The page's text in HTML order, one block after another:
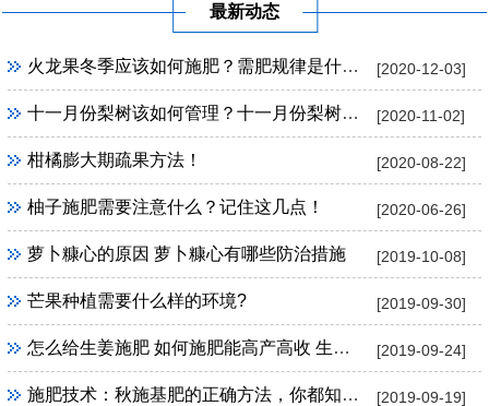
最新动态
[2020-12-03]
火龙果冬季应该如何施肥？需肥规律是什么？
[2020-11-02]
十一月份梨树该如何管理？十一月份梨树管理方法！
[2020-08-22]
柑橘膨大期疏果方法！
[2020-06-26]
柚子施肥需要注意什么？记住这几点！
[2019-10-08]
萝卜糠心的原因 萝卜糠心有哪些防治措施
[2019-09-30]
芒果种植需要什么样的环境?
[2019-09-24]
怎么给生姜施肥 如何施肥能高产高收 生姜施肥技巧
[2019-09-19]
施肥技术：秋施基肥的正确方法，你都知道吗？